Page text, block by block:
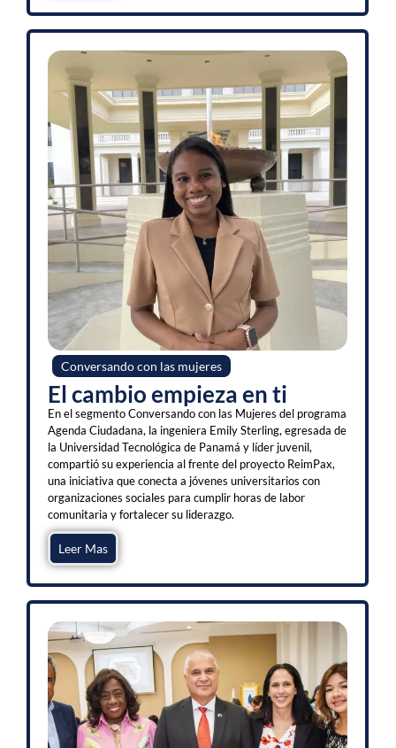
Conversando con las mujeres
El cambio empieza en ti
En el segmento Conversando con las Mujeres del programa
Agenda Ciudadana, la ingeniera Emily Sterling, egresada de
la Universidad Tecnológica de Panamá y líder juvenil,
compartió su experiencia al frente del proyecto ReimPax,
una iniciativa que conecta a jóvenes universitarios con
organizaciones sociales para cumplir horas de labor
comunitaria y fortalecer su liderazgo.
Leer Mas